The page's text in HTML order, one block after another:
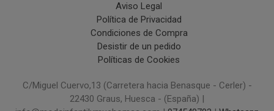
Aviso Legal
Política de Privacidad
Condiciones de Compra
Desistir de un pedido
Políticas de Cookies
C/Miguel Cuervo,13 (Carretera hacia Benasque - Cerler) -
22430 Graus, Huesca - (España) |